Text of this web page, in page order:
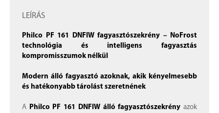
LEÍRÁS
Philco PF 161 DNFIW fagyasztószekrény – NoFrost
technológia és intelligens fagyasztás
kompromisszumok nélkül
Modern álló fagyasztó azoknak, akik kényelmesebb
és hatékonyabb tárolást szeretnének
A Philco PF 161 DNFIW álló fagyasztószekrény azok